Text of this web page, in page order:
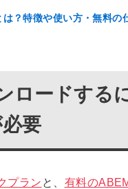
？特徴や使い方・無料の
ロードする
要
プラン と、 有料の